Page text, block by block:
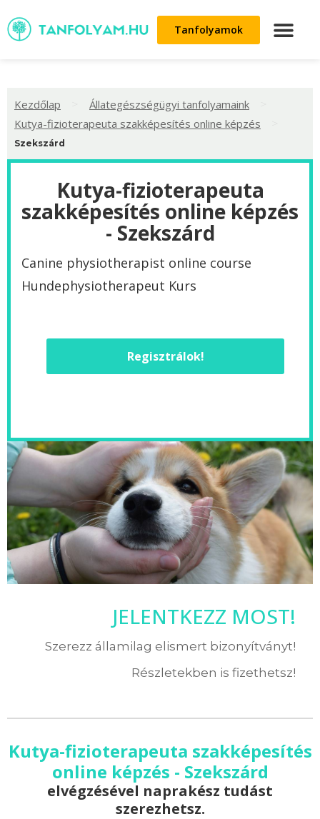
Tanfolyamok
Kezdőlap Állategészségügyi tanfolyamaink
Kutya-fizioterapeuta szakképesítés online képzés
Szekszárd
Kutya-fizioterapeuta
szakképesítés online képzés
- Szekszárd
Canine physiotherapist online course
Hundephysiotherapeut Kurs
Regisztrálok!
JELENTKEZZ MOST!
Szerezz államilag elismert bizonyítványt!
Részletekben is fizethetsz!
Kutya-fizioterapeuta szakképesítés
online képzés - Szekszárd
elvégzésével naprakész tudást
szerezhetsz.